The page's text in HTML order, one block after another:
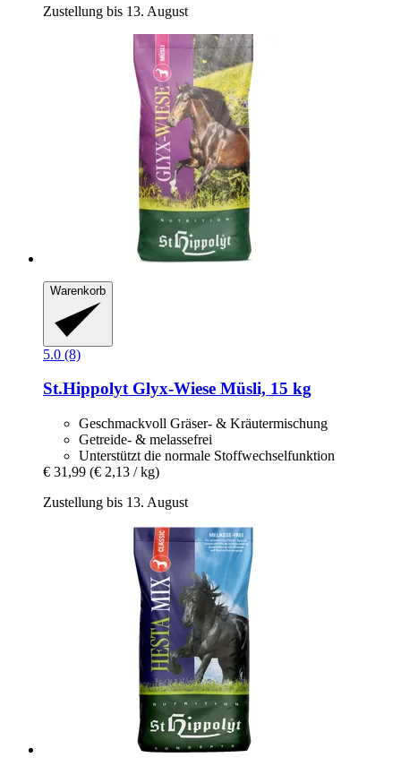
Zustellung bis 13. August
Warenkorb
5.0 (8)
St.HippolytGlyx-​Wiese Müsli, 15 kg
Geschmackvoll Gräser- & Kräutermischung
Getreide- & melassefrei
Unterstützt die normale Stoffwechselfunktion
€ 31,99 (€ 2,13 / kg)
Zustellung bis 13. August